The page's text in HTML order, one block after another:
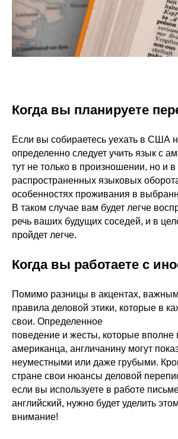
Когда вы планируете
Если вы собираетесь уехать в США
определенно следует учить язык с
тут не только в произношении, но и в
распространенных языковых
особенностях проживания в
В таком случае вам будет легче
речь ваших будущих соседей, и в
пройдет легче.
Когда вы работаете с
Помимо разницы в акцентах,
правила деловой этики, которые в
свои. Определенное
поведение и жесты, которые
американца, англичанину могут
неуместными или даже грубыми.
стране свои нюансы деловой
если вы используете в работе
английский, нужно будет уделить
внимание!